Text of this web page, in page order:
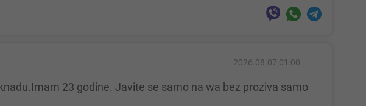
2026.08.07 01:00